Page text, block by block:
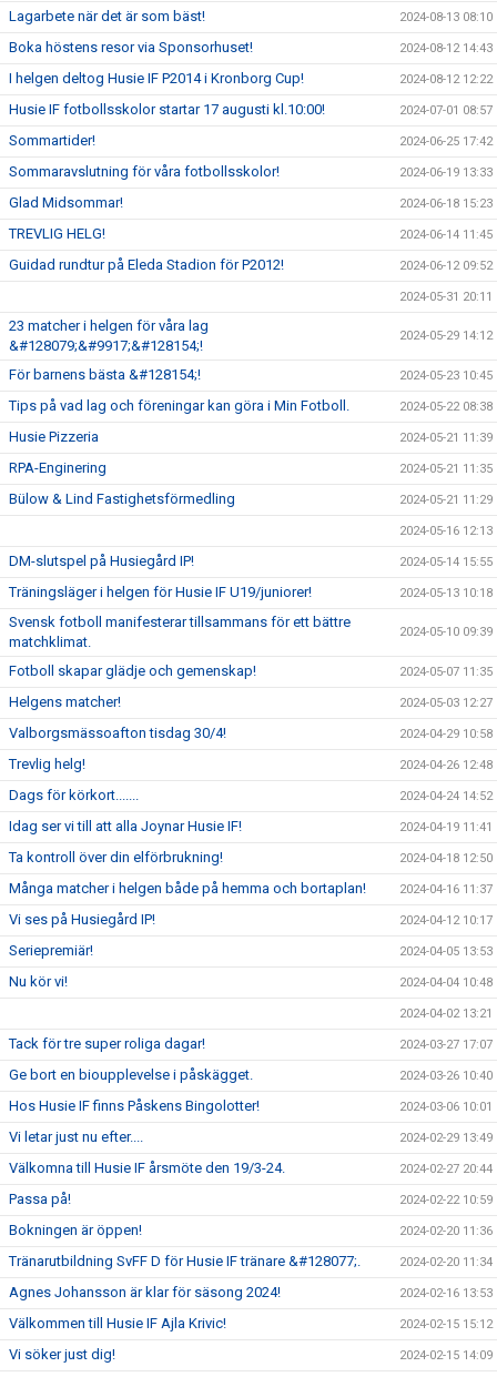
Lagarbete när det är som bäst! 2024-08-13 08:10
Boka höstens resor via Sponsorhuset! 2024-08-12 14:43
I helgen deltog Husie IF P2014 i Kronborg Cup! 2024-08-12 12:22
Husie IF fotbollsskolor startar 17 augusti kl.10:00! 2024-07-01 08:57
Sommartider! 2024-06-25 17:42
Sommaravslutning för våra fotbollsskolor! 2024-06-19 13:33
Glad Midsommar! 2024-06-18 15:23
TREVLIG HELG! 2024-06-14 11:45
Guidad rundtur på Eleda Stadion för P2012! 2024-06-12 09:52
2024-05-31 20:11
23 matcher i helgen för våra lag
&#128079;&#9917;&#128154;!
2024-05-29 14:12
För barnens bästa &#128154;! 2024-05-23 10:45
Tips på vad lag och föreningar kan göra i Min Fotboll. 2024-05-22 08:38
Husie Pizzeria 2024-05-21 11:39
RPA-Enginering 2024-05-21 11:35
Bülow & Lind Fastighetsförmedling 2024-05-21 11:29
2024-05-16 12:13
DM-slutspel på Husiegård IP! 2024-05-14 15:55
Träningsläger i helgen för Husie IF U19/juniorer! 2024-05-13 10:18
Svensk fotboll manifesterar tillsammans för ett bättre
matchklimat.
2024-05-10 09:39
Fotboll skapar glädje och gemenskap! 2024-05-07 11:35
Helgens matcher! 2024-05-03 12:27
Valborgsmässoafton tisdag 30/4! 2024-04-29 10:58
Trevlig helg! 2024-04-26 12:48
Dags för körkort....... 2024-04-24 14:52
Idag ser vi till att alla Joynar Husie IF! 2024-04-19 11:41
Ta kontroll över din elförbrukning! 2024-04-18 12:50
Många matcher i helgen både på hemma och bortaplan! 2024-04-16 11:37
Vi ses på Husiegård IP! 2024-04-12 10:17
Seriepremiär! 2024-04-05 13:53
Nu kör vi! 2024-04-04 10:48
2024-04-02 13:21
Tack för tre super roliga dagar! 2024-03-27 17:07
Ge bort en bioupplevelse i påskägget. 2024-03-26 10:40
Hos Husie IF finns Påskens Bingolotter! 2024-03-06 10:01
Vi letar just nu efter.... 2024-02-29 13:49
Välkomna till Husie IF årsmöte den 19/3-24. 2024-02-27 20:44
Passa på! 2024-02-22 10:59
Bokningen är öppen! 2024-02-20 11:36
Tränarutbildning SvFF D för Husie IF tränare &#128077;. 2024-02-20 11:34
Agnes Johansson är klar för säsong 2024! 2024-02-16 13:53
Välkommen till Husie IF Ajla Krivic! 2024-02-15 15:12
Vi söker just dig! 2024-02-15 14:09